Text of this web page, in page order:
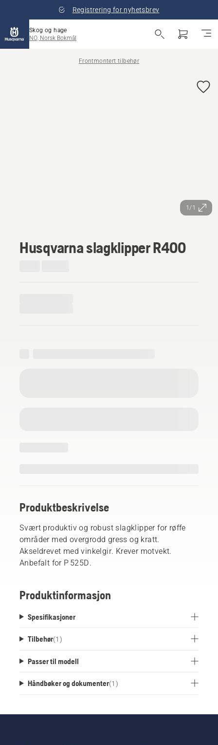
Registrering for nyhetsbrev
Skog og hage
NO, Norsk Bokmål
Frontmontert tilbehør
1/1
Husqvarna slagklipper R400
Produktbeskrivelse
Svært produktiv og robust slagklipper for røffe
områder med overgrodd gress og kratt.
Akseldrevet med vinkelgir. Krever motvekt.
Anbefalt for P 525D.
Produktinformasjon
Spesifikasjoner
Tilbehør(1 )
Passer til modell
Håndbøker og dokumenter(1 )